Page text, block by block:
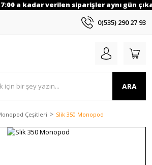
a kadar verilen siparişler aynı gün
0(535) 290 27 93
ARA
Çeşitleri Slik 350 Monopod